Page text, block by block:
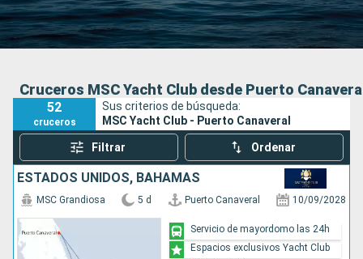
Puertos Compañías
Cruceros MSC Yacht Club desde Puerto
52
cruceros
Sus criterios de búsqueda:
MSC Yacht Club - Puerto Canaveral
Filtrar Ordenar
ESTADOS UNIDOS, BAHAMAS
MSC Grandiosa 5 d Puerto Canaveral 10/09/2028
Servicio de mayordomo las 24h
Espacios exclusivos Yacht Club